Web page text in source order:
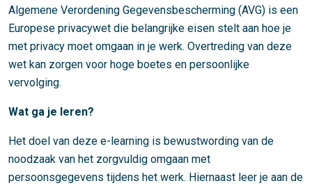
Algemene Verordening Gegevensbescherming (AVG) is een
Europese privacywet die belangrijke eisen stelt aan hoe je
met privacy moet omgaan in je werk. Overtreding van deze
wet kan zorgen voor hoge boetes en persoonlijke
vervolging.
Wat ga je leren?
Het doel van deze e-learning is bewustwording van de
noodzaak van het zorgvuldig omgaan met
persoonsgegevens tijdens het werk. Hiernaast leer je aan de